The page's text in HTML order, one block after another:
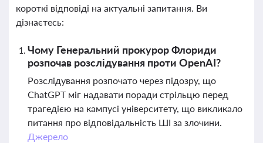
короткі відповіді на актуальні запитання. Ви
дізнаєтесь:
Чому Генеральний прокурор Флориди
розпочав розслідування проти OpenAI?
Розслідування розпочато через підозру, що
ChatGPT міг надавати поради стрільцю перед
трагедією на кампусі університету, що викликало
питання про відповідальність ШІ за злочини.
Джерело